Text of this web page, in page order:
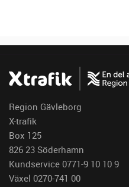
Region Gävleborg
X-trafik
Box 125
826 23 Söderhamn
Kundservice 0771-9 10 10 9
Växel 0270-741 00